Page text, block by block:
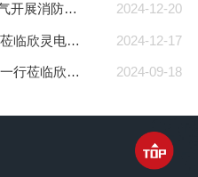
2024-12-20
预防为主，防治结合 | 欣灵电气开展消防应急预案演练活动
2024-12-17
温州市政协副主席陈胜峰一行莅临欣灵电气调研指导
2024-09-18
农工党浙江省委会主委葛明华一行莅临欣灵电气考察调研